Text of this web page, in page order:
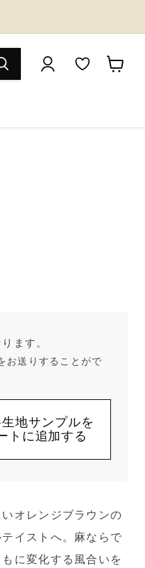
ます。
お送りすることがで
地サンプルを
トに追加する
オレンジブラウンの
イストへ。麻ならで
に変化する風合いを